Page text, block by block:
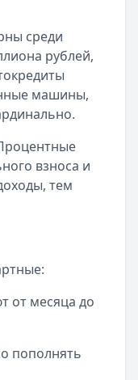
среди
рублей,
машины,
взноса и
тем
от месяца до
пополнять